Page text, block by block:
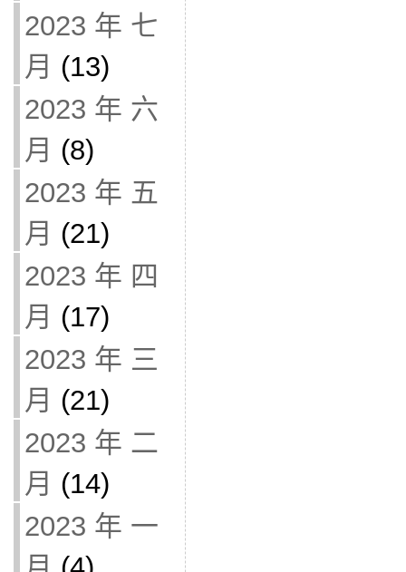
2023 年 七
月 (13)
2023 年 六
月 (8)
2023 年 五
月 (21)
2023 年 四
月 (17)
2023 年 三
月 (21)
2023 年 二
月 (14)
2023 年 一